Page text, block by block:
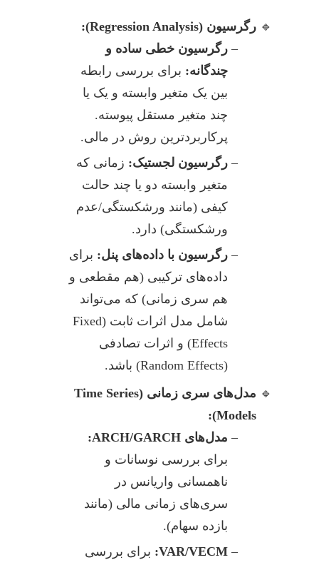
رگرسیون (Regression Analysis):
رگرسیون خطی ساده و
چندگانه: برای بررسی رابطه
بین یک متغیر وابسته و یک یا
چند متغیر مستقل پیوسته.
پرکاربردترین روش در مالی.
رگرسیون لجستیک: زمانی که
متغیر وابسته دو یا چند حالت
کیفی (مانند ورشکستگی/عدم
ورشکستگی) دارد.
رگرسیون با داده‌های پنل: برای
داده‌های ترکیبی (هم مقطعی و
هم سری زمانی) که می‌تواند
شامل مدل اثرات ثابت (Fixed
Effects) و اثرات تصادفی
(Random Effects) باشد.
مدل‌های سری زمانی (Time Series
Models):
مدل‌های ARCH/GARCH:
برای بررسی نوسانات و
ناهمسانی واریانس در
سری‌های زمانی مالی (مانند
بازده سهام).
VAR/VECM: برای بررسی